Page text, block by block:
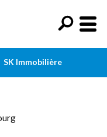
SK Immobilière